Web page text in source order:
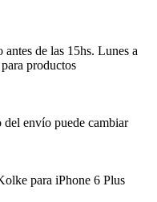
de las 15hs. Lunes a
productos
envío puede cambiar
para iPhone 6 Plus